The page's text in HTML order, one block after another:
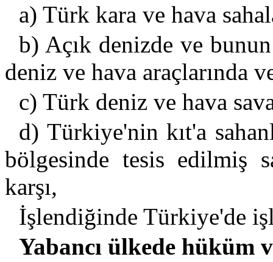
a) Türk kara ve hava
b) Açık denizde ve
deniz ve hava araçlarında
c) Türk deniz ve hava
d) Türkiye'nin kıt'a
bölgesinde tesis edilmiş
karşı,
İşlendiğinde Türkiye'de
Yabancı ülkede hüküm